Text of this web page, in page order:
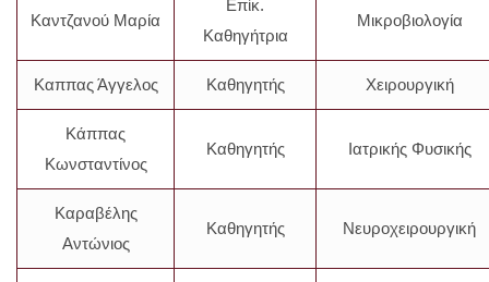
Καντζανού Μαρία
Επίκ.
Καθηγήτρια
Μικροβιολογία
Καππας Άγγελος Καθηγητής Χειρουργική
Κάππας
Κωνσταντίνος
Καθηγητής Ιατρικής Φυσικής
Καραβέλης
Αντώνιος
Καθηγητής Νευροχειρουργική